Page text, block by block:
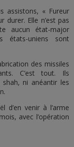
assistons, « Fureur
durer. Elle n’est pas
aucun état-major
états-uniens sont
des missiles
C’est tout. Ils
ni anéantir les
d’en venir à l’arme
avec l’opération